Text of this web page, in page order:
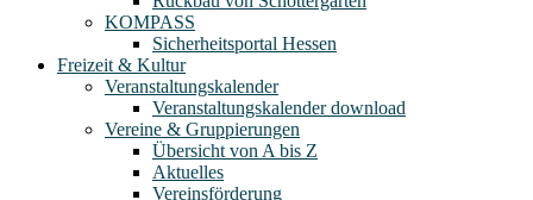
KOMPASS
Sicherheitsportal Hessen
Freizeit & Kultur
Veranstaltungskalender
Veranstaltungskalender download
Vereine & Gruppierungen
Übersicht von A bis Z
Aktuelles
Vereinsförderung